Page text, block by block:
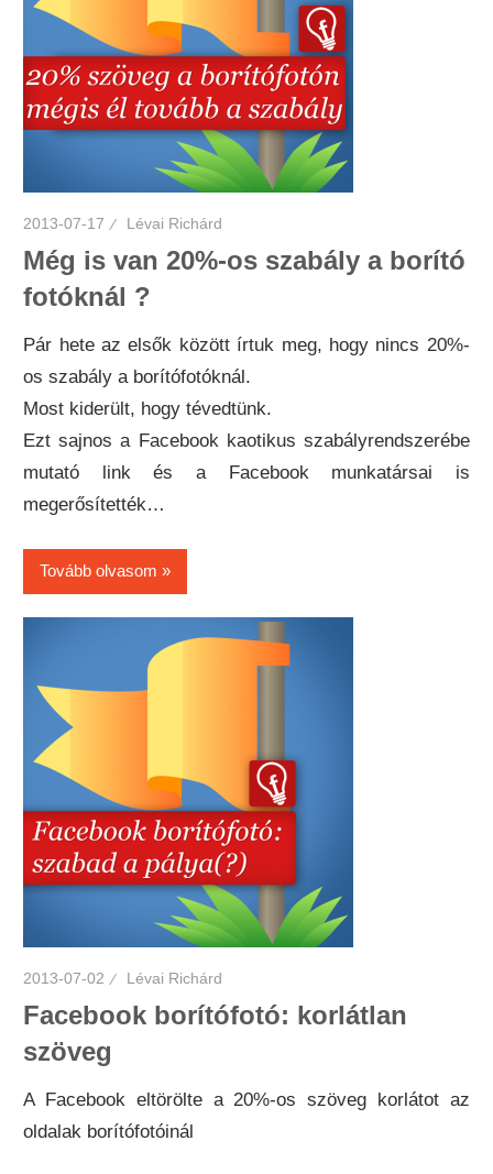
2013-07-17 Lévai Richárd
Még is van 20%-os szabály a borító
fotóknál ?
Pár hete az elsők között írtuk meg, hogy nincs 20%-
os szabály a borítófotóknál.
Most kiderült, hogy tévedtünk.
Ezt sajnos a Facebook kaotikus szabályrendszerébe
mutató link és a Facebook munkatársai is
megerősítették…
Tovább olvasom
2013-07-02 Lévai Richárd
Facebook borítófotó: korlátlan
szöveg
A Facebook eltörölte a 20%-os szöveg korlátot az
oldalak borítófotóinál